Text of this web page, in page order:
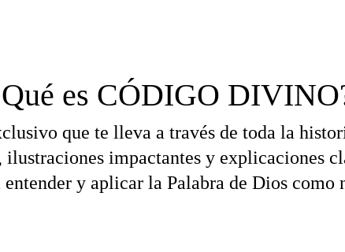
es CÓDIGO
que te lleva a través de toda la
ilustraciones impactantes y explicaciones
entender y aplicar la Palabra de Dios como